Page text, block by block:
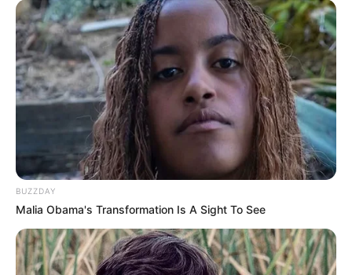
BUZZDAY
Malia Obama's Transformation Is A Sight To See